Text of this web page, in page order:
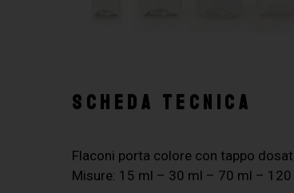
SCHEDA TECNICA
Flaconi porta colore con tappo
Misure: 15 ml – 30 ml – 70 ml – 120